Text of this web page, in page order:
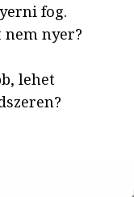
fog.
nem nyer?
lehet